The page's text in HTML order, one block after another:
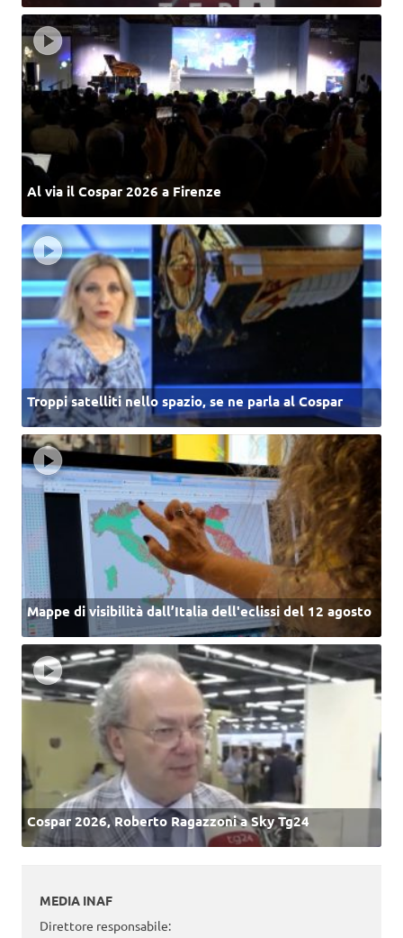
Al via il Cospar 2026 a Firenze
Troppi satelliti nello spazio, se ne parla al Cospar
Mappe di visibilità dall’Italia dell'eclissi del 12 agosto
Cospar 2026, Roberto Ragazzoni a Sky Tg24
MEDIA INAF
Direttore responsabile: